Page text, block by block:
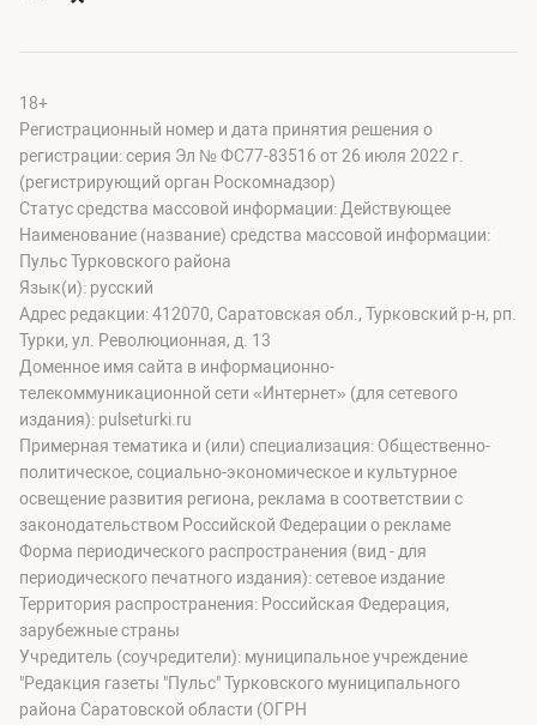
18+
Регистрационный номер и дата принятия решения о
регистрации: серия Эл № ФС77-83516 от 26 июля 2022 г.
(регистрирующий орган Роскомнадзор)
Статус средства массовой информации: Действующее
Наименование (название) средства массовой информации:
Пульс Турковского района
Язык(и): русский
Адрес редакции: 412070, Саратовская обл., Турковский р-н, рп.
Турки, ул. Революционная, д. 13
Доменное имя сайта в информационно-
телекоммуникационной сети «Интернет» (для сетевого
издания): pulseturki.ru
Примерная тематика и (или) специализация: Общественно-
политическое, социально-экономическое и культурное
освещение развития региона, реклама в соответствии с
законодательством Российской Федерации о рекламе
Форма периодического распространения (вид - для
периодического печатного издания): сетевое издание
Территория распространения: Российская Федерация,
зарубежные страны
Учредитель (соучредители): муниципальное учреждение
"Редакция газеты "Пульс" Турковского муниципального
района Саратовской области (ОГРН